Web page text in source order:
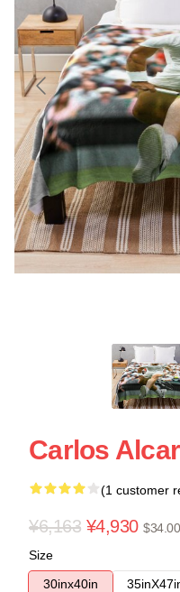
Carlos
(1 customer
¥6,163 ¥4,930 $34.00
Size
30inx40in